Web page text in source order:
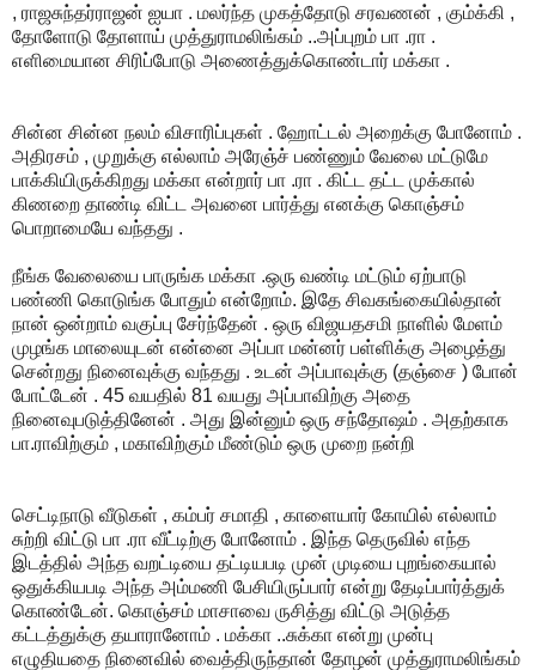
, ராஜசுந்தர்ராஜன் ஐயா . மலர்ந்த முகத்தோடு சரவணன் , கும்க்கி ,
தோளோடு தோளாய் முத்துராமலிங்கம் ..அப்புறம் பா .ரா .
எளிமையான சிரிப்போடு அணைத்துக்கொண்டார் மக்கா .
சின்ன சின்ன நலம் விசாரிப்புகள் . ஹோட்டல் அறைக்கு போனோம் .
அதிரசம் , முறுக்கு எல்லாம் அரேஞ்ச் பண்ணும் வேலை மட்டுமே
பாக்கியிருக்கிறது மக்கா என்றார் பா .ரா . கிட்ட தட்ட முக்கால்
கிணறை தாண்டி விட்ட அவனை பார்த்து எனக்கு கொஞ்சம்
பொறாமையே வந்தது .
நீங்க வேலையை பாருங்க மக்கா .ஒரு வண்டி மட்டும் ஏற்பாடு
பண்ணி கொடுங்க போதும் என்றோம். இதே சிவகங்கையில்தான்
நான் ஒன்றாம் வகுப்பு சேர்ந்தேன் . ஒரு விஜயதசமி நாளில் மேளம்
முழங்க மாலையுடன் என்னை அப்பா மன்னர் பள்ளிக்கு அழைத்து
சென்றது நினைவுக்கு வந்தது . உடன் அப்பாவுக்கு (தஞ்சை ) போன்
போட்டேன் . 45 வயதில் 81 வயது அப்பாவிற்கு அதை
நினைவுபடுத்தினேன் . அது இன்னும் ஒரு சந்தோஷம் . அதற்காக
பா.ராவிற்கும் , மகாவிற்கும் மீண்டும் ஒரு முறை நன்றி
செட்டிநாடு வீடுகள் , கம்பர் சமாதி , காளையார் கோயில் எல்லாம்
சுற்றி விட்டு பா .ரா வீட்டிற்கு போனோம் . இந்த தெருவில் எந்த
இடத்தில் அந்த வறட்டியை தட்டியபடி முன் முடியை புறங்கையால்
ஒதுக்கியபடி அந்த அம்மணி பேசியிருப்பார் என்று தேடிப்பார்த்துக்
கொண்டேன். கொஞ்சம் மாசாவை ருசித்து விட்டு அடுத்த
கட்டத்துக்கு தயாரானோம் . மக்கா ..சுக்கா என்று முன்பு
எழுதியதை நினைவில் வைத்திருந்தான் தோழன் முத்துராமலிங்கம்